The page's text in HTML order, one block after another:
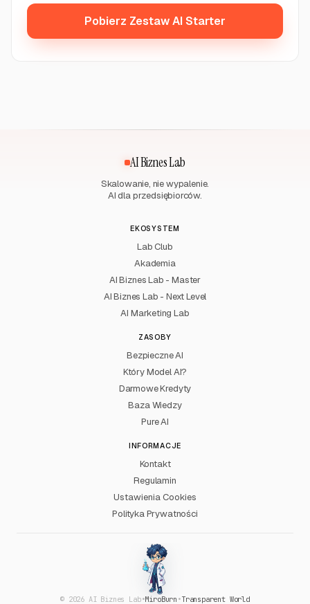
Pobierz Zestaw AI Starter
AI Biznes Lab
Skalowanie, nie wypalenie.
AI dla przedsiębiorców.
EKOSYSTEM
Lab Club
Akademia
AI Biznes Lab - Master
AI Biznes Lab - Next Level
AI Marketing Lab
ZASOBY
Bezpieczne AI
Który Model AI?
Darmowe Kredyty
Baza Wiedzy
Pure AI
INFORMACJE
Kontakt
Regulamin
Ustawienia Cookies
Polityka Prywatności
© 2026 AI Biznes Lab•MiroBurn •Transparent World